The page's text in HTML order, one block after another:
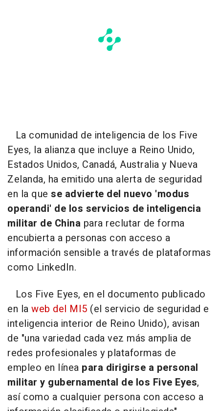
La comunidad de inteligencia de los Five
Eyes, la alianza que incluye a Reino Unido,
Estados Unidos, Canadá, Australia y Nueva
Zelanda, ha emitido una alerta de seguridad
en la que se advierte del nuevo 'modus
operandi' de los servicios de inteligencia
militar de China para reclutar de forma
encubierta a personas con acceso a
información sensible a través de plataformas
como LinkedIn.
Los Five Eyes, en el documento publicado
en la web del MI5 (el servicio de seguridad e
inteligencia interior de Reino Unido), avisan
de "una variedad cada vez más amplia de
redes profesionales y plataformas de
empleo en línea para dirigirse a personal
militar y gubernamental de los Five Eyes,
así como a cualquier persona con acceso a